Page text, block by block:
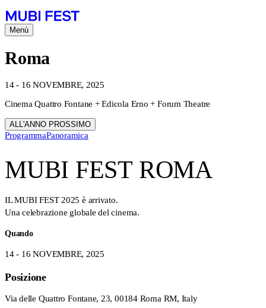
Menù
Roma
14 - 16 NOVEMBRE, 2025
Cinema Quattro Fontane + Edicola Erno + Forum Theatre
ALL'ANNO PROSSIMO
ProgrammaPanoramica
MUBI FEST ROMA
IL MUBI FEST 2025 è arrivato.
Una celebrazione globale del cinema.
Quando
14 - 16 NOVEMBRE, 2025
Posizione
Via delle Quattro Fontane, 23, 00184 Roma RM, Italy